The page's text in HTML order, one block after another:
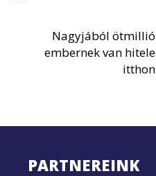
Nagyjából ötmillió
embernek van hitele
itthon
PARTNEREINK